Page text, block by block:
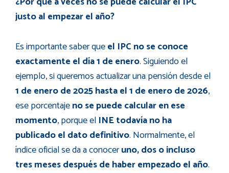
justo al empezar el año?
Es importante saber queel IPC no se conoce
exactamente el día 1 de enero. Siguiendo el
ejemplo, si queremos actualizar una pensión desde el
1 de enero de 2025 hasta el 1 de enero de 2026,
ese porcentajeno se puede calcular en ese
momento, porque el INE todavía no ha
publicado el dato definitivo. Normalmente, el
índice oficial se da a conoceruno, dos o incluso
tres meses después de haber empezado el año.